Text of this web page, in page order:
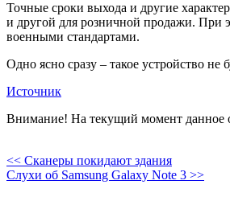
Точные сроки выхода и другие
и другой для розничной продажи. При
военными стандартами.
Одно ясно сразу – такое устройство не
Источник
Внимание! На текущий момент данное
<< Сканеры покидают здания
Слухи об Samsung Galaxy Note 3 >>